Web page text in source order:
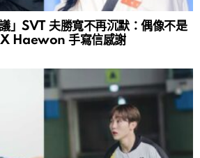
」SVT 夫勝寬不再沉默：偶像不是
Haewon 手寫信感謝